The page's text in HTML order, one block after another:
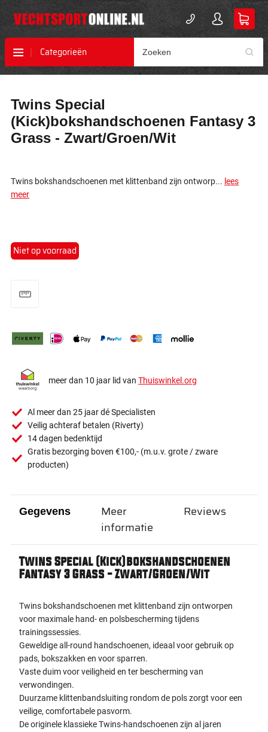
Categorieën
naar
het
einde
van
gallerij
naar
het
begin
van
gallerij
Twins Special
(Kick)bokshandschoenen Fantasy 3
Grass - Zwart/Groen/Wit
Twins bokshandschoenen met klittenband zijn ontworp... lees
meer
Niet op voorraad
meer dan 10 jaar lid van Thuiswinkel.org
Al meer dan 25 jaar dé Specialisten
Veilig achteraf betalen (Riverty)
14 dagen bedenktijd
Gratis bezorging boven €100,- (m.u.v. grote / zware
producten)
Gegevens
Twins Special (Kick)bokshandschoenen
Fantasy 3 Grass - Zwart/Groen/Wit
Twins bokshandschoenen met klittenband zijn ontworpen
voor maximale hand- en polsbescherming tijdens
trainingssessies.
Geweldige all-round handschoenen, ideaal voor gebruik op
pads, bokszakken en voor sparren.
Vaste duim voor veiligheid en ter bescherming van
verwondingen.
Duurzame klittenbandsluiting rondom de pols zorgt voor een
veilige, comfortabele pasvorm.
De originele klassieke Twins-handschoenen zijn al jaren
Meer
informatie
Reviews